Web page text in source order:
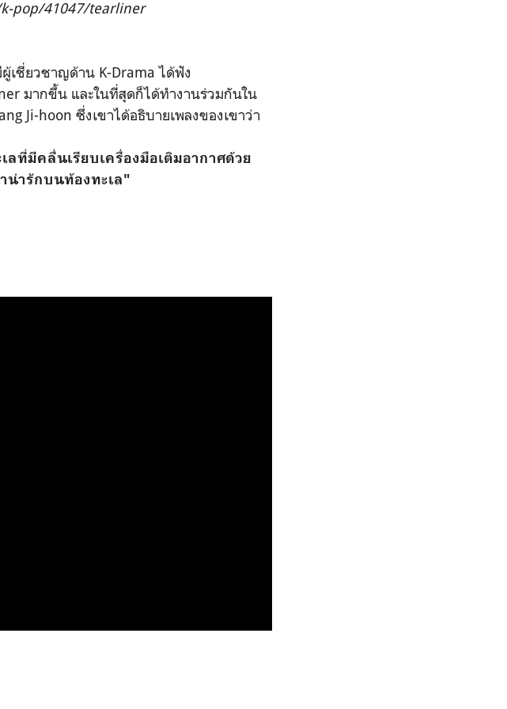
pop/41047/tearliner
เชี่ยวชาญด้าน K-Drama ได้ฟัง
มากขึ้น และในที่สุดก็ได้ทำงานร่วมกันใน
Ji-hoon ซึ่งเขาได้อธิบายเพลงของเขาว่า
ที่มีคลื่นเรียบเครื่องมือเติมอากาศด้วย
น่ารักบนท้องทะเล"